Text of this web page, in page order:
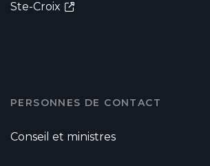
Ste-Croix
PERSONNES DE CONTACT
Conseil et ministres